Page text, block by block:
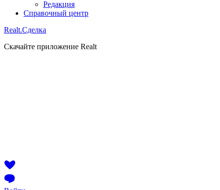
Редакция
Справочный центр
Realt.Сделка
Скачайте приложение Realt